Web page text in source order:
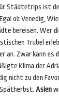
Städtetrips ist
ob Venedig,
bereisen. Wer
Trubel
an. Zwar kann
Klima der
nicht zu den
Asien